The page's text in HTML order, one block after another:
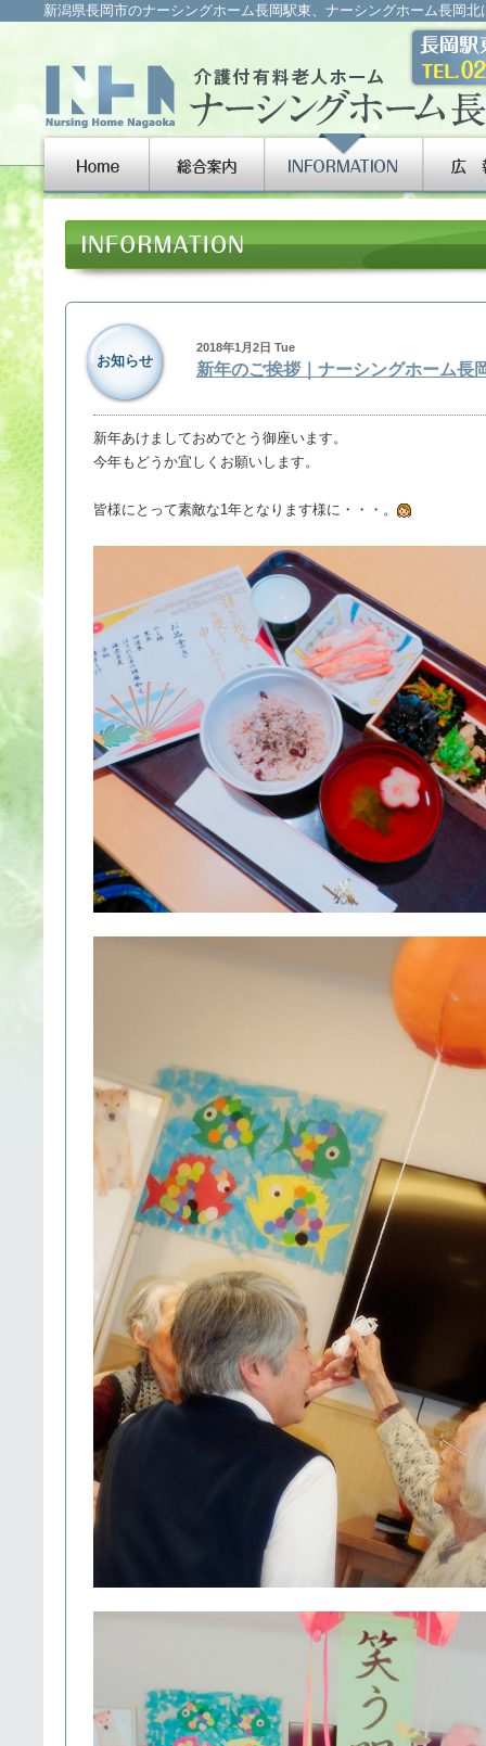
新潟県長岡市のナーシングホーム長岡駅東、ナーシングホーム長岡
お知らせ
2018年1月2日 Tue
新年のご挨拶｜ナーシングホーム長
新年あけましておめでとう御座います。
今年もどうか宜しくお願いします。
皆様にとって素敵な1年となります様に・・・。